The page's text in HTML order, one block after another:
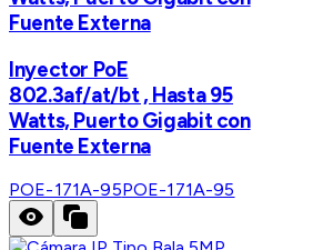
Fuente Externa
Inyector PoE
802.3af/at/bt , Hasta 95
Watts, Puerto Gigabit con
Fuente Externa
POE-171A-95POE-171A-95